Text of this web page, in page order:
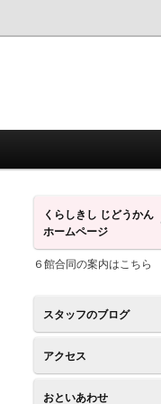
くらしきし じどうかん
ホームページ
６館合同の案内はこちら
スタッフのブログ
アクセス
おといあわせ